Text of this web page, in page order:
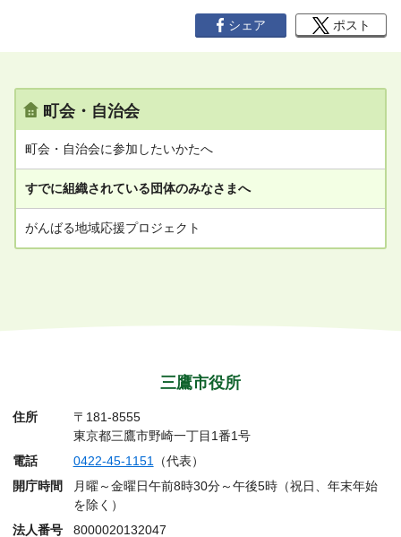
シェア ポスト
町会・自治会
町会・自治会に参加したいかたへ
すでに組織されている団体のみなさまへ
がんばる地域応援プロジェクト
三鷹市役所
住所
〒181-8555
東京都三鷹市野崎一丁目1番1号
電話
0422-45-1151（代表）
開庁時間
月曜～金曜日午前8時30分～午後5時（祝日、年末年始
を除く）
法人番号
8000020132047